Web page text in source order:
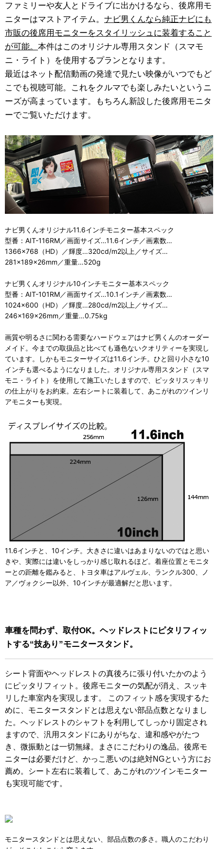
ファミリーや友人とドライブに出かけるなら、後席用モ
ニターはマストアイテム。 ナビ男くんなら純正ナビにも
市販の後席用モニターをスタイリッシュに装着すること
が可能。 本件はこのオリジナル専用スタンド（スマモ
ニ・ライト）を使用するプランとなります。
最近はネット配信動画の発達で見たい映像がいつでもど
こでも視聴可能。これをクルマでも楽しみたいというニ
ーズが高まっています。もちろん新設した後席用モニタ
ーでご覧いただけます。
ナビ男くんオリジナル11.6インチモニター基本スペック
型番：AIT-116RM／画面サイズ…11.6インチ／画素数…
1366×768（HD）／輝度…320cd/m2以上／サイズ…
281×189×26mm／重量…520g
ナビ男くんオリジナル10インチモニター基本スペック
型番：AIT-101RM／画面サイズ…10.1インチ／画素数…
1024×600（HD）／輝度…280cd/m2以上／サイズ…
246×169×26mm／重量…0.75kg
画質や明るさに関わる需要なハードウェアはナビ男くんのオーダー
メイド。今までの取扱品と比べても遜色ないクオリティーを実現し
ています。しかもモニターサイズは11.6インチ。ひと回り小さな10
インチも選べるようになりました。オリジナル専用スタンド（スマ
モニ・ライト）を使用して施工いたしますので、ピッタリスッキリ
の仕上がりをお約束。左右シートに装着して、あこがれのツインリ
アモニターも実現。
11.6インチと、10インチ。大きさに違いはあまりないのではと思い
きや、実際には違いをしっかり感じ取れるほど。着座位置とモニタ
ーとの距離を鑑みると、トヨタ車はアルヴェル、ランクル300、ノ
ア／ヴォクシー以外、10インチが最適解だと思います。
車種を問わず、取付OK。ヘッドレストにピタリフィッ
トする“技あり”モニタースタンド。
シート背面やヘッドレストの真後ろに張り付いたかのよう
にピッタリフィット。後席モニターの気配が消え、スッキ
リした車室内を実現します。 このフィット感を実現するた
めに、モニタースタンドとは思えない部品点数となりまし
た。ヘッドレストのシャフトを利用してしっかり固定され
ますので、汎用スタンドにありがちな、違和感やがたつ
き、微振動とは一切無縁。まさにこだわりの逸品。後席モ
ニターは必要だけど、かっこ悪いのは絶対NGという方にお
薦め。シート左右に装着して、あこがれのツインモニター
も実現可能です。
モニタースタンドとは思えない、部品点数の多さ。職人のこだわり